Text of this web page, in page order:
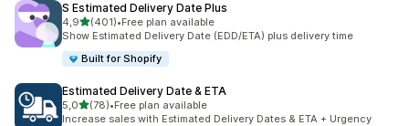
S Estimated Delivery Date Plus
4,9av 5 stjerner
(401)
Totalt 401 omtaler
•Free plan available
Show Estimated Delivery Date (EDD/ETA) plus delivery time
Built for Shopify
Estimated Delivery Date & ETA
5,0av 5 stjerner
(78)
Totalt 78 omtaler
•Free plan available
Increase sales with Estimated Delivery Dates & ETA + Urgency